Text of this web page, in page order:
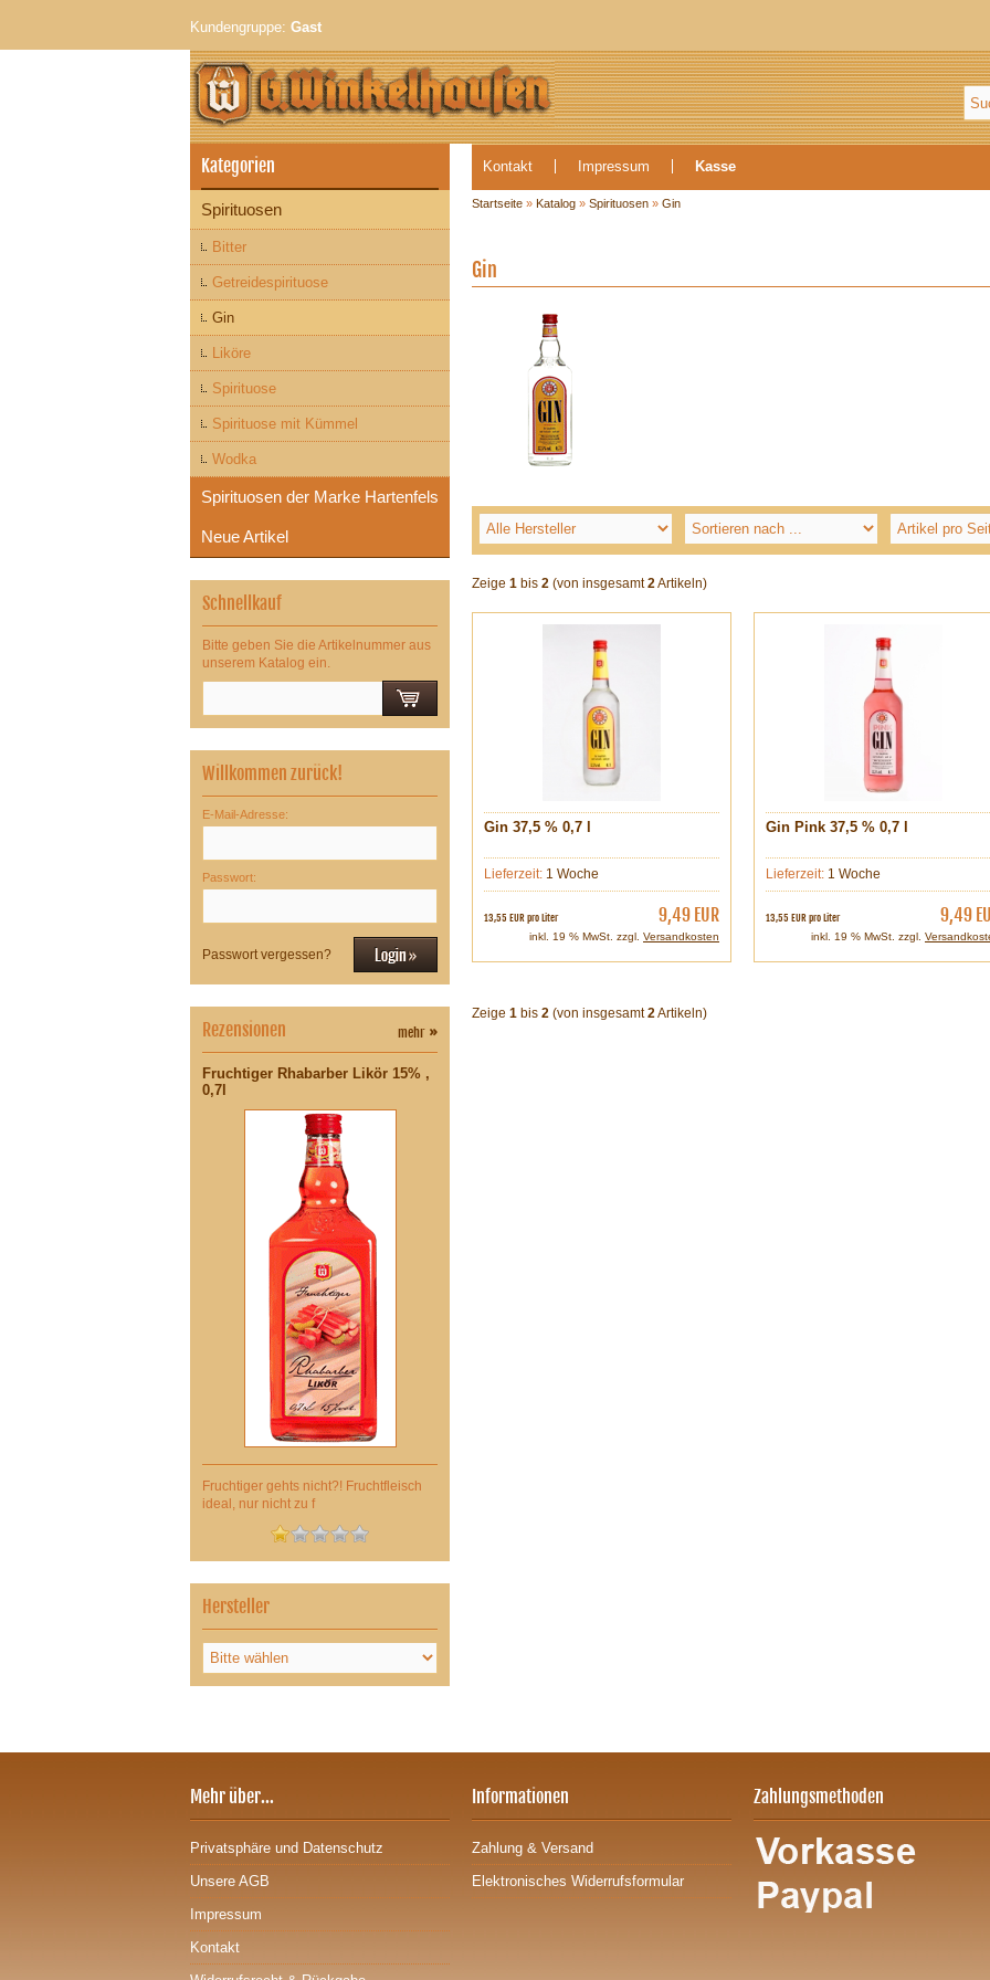
Kundengruppe: Gast
Kategorien
Spirituosen
Bitter
Getreidespirituose
Gin
Liköre
Spirituose
Spirituose mit Kümmel
Wodka
Spirituosen der Marke Hartenfels
Neue Artikel
Schnellkauf
Bitte geben Sie die Artikelnummer aus
unserem Katalog ein.
Willkommen zurück!
E-Mail-Adresse:
Passwort:
Passwort vergessen?
Rezensionen mehr »
Fruchtiger Rhabarber Likör 15% ,
0,7l
Fruchtiger gehts nicht?! Fruchtfleisch
ideal, nur nicht zu f
Hersteller
Kontakt Impressum Kasse
Startseite » Katalog » Spirituosen » Gin
Gin
Zeige 1 bis 2 (von insgesamt2Artikeln)
Gin 37,5 % 0,7 l
Lieferzeit: 1 Woche
9,49 EUR
13,55 EUR pro Liter
inkl. 19 % MwSt. zzgl. Versandkosten
Gin Pink 37,5 % 0,7 l
Lieferzeit: 1 Woche
9,49
13,55 EUR pro Liter
inkl. 19 % MwSt. zzgl.
Zeige 1 bis 2 (von insgesamt2Artikeln)
Mehr über...
Privatsphäre und Datenschutz
Unsere AGB
Impressum
Kontakt
Informationen
Zahlung & Versand
Elektronisches Widerrufsformular
Zahlungsmethoden